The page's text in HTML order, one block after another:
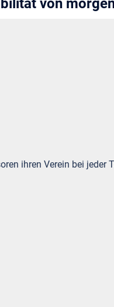
von
ihren Verein bei jeder